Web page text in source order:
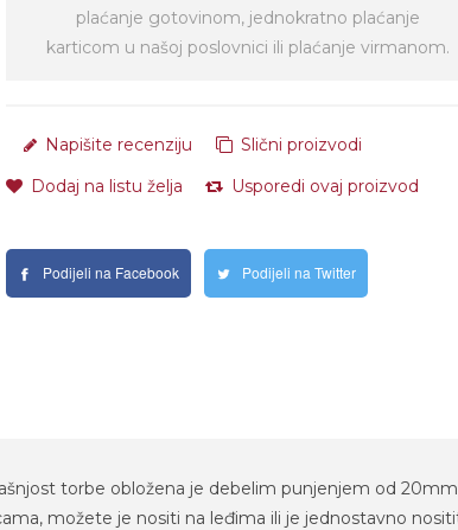
plaćanje gotovinom, jednokratno plaćanje
karticom u našoj poslovnici ili plaćanje virmanom.
Napišite recenziju
Slični proizvodi
Dodaj na listu želja
Usporedi ovaj proizvod
Podijeli na Facebook Podijeli na Twitter
torbe obložena je debelim punjenjem od
možete je nositi na leđima ili je jednostavno